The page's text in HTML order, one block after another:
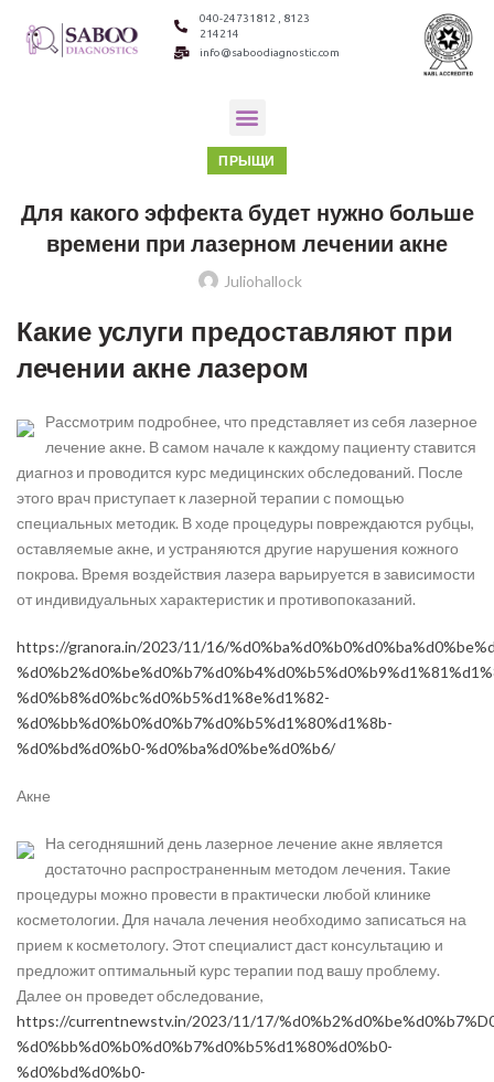
040-24731812 , 8123
214214
info@saboodiagnostic.com
ПРЫЩИ
Для какого эффекта будет нужно больше
времени при лазерном лечении акне
Juliohallock
Какие услуги предоставляют при
лечении акне лазером
Рассмотрим подробнее, что представляет из себя лазерное
лечение акне. В самом начале к каждому пациенту ставится
диагноз и проводится курс медицинских обследований. После
этого врач приступает к лазерной терапии с помощью
специальных методик. В ходе процедуры повреждаются рубцы,
оставляемые акне, и устраняются другие нарушения кожного
покрова. Время воздействия лазера варьируется в зависимости
от индивидуальных характеристик и противопоказаний.
https://granora.in/2023/11/16/
%d0%b8%d0%bc%d0%b5%d1%8e%d1%82-
%d0%bb%d0%b0%d0%b7%d0%b5%d1%80%d1%8b-
%d0%bd%d0%b0-%d0%ba%d0%be%d0%b6/
Акне
На сегодняшний день лазерное лечение акне является
достаточно распространенным методом лечения. Такие
процедуры можно провести в практически любой клинике
косметологии. Для начала лечения необходимо записаться на
прием к косметологу. Этот специалист даст консультацию и
предложит оптимальный курс терапии под вашу проблему.
Далее он проведет обследование,
https://currentnewstv.in/2023/11/17/
%d0%bb%d0%b0%d0%b7%d0%b5%d1%80%d0%b0-
%d0%bd%d0%b0-